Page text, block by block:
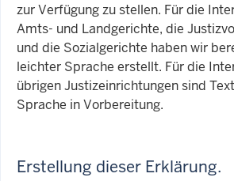
zur Verfügung zu stellen. Für die
Amts- und Landgerichte, die
und die Sozialgerichte haben wir
leichter Sprache erstellt. Für die
übrigen Justizeinrichtungen sind
Sprache in Vorbereitung.
Erstellung dieser Erklärung.